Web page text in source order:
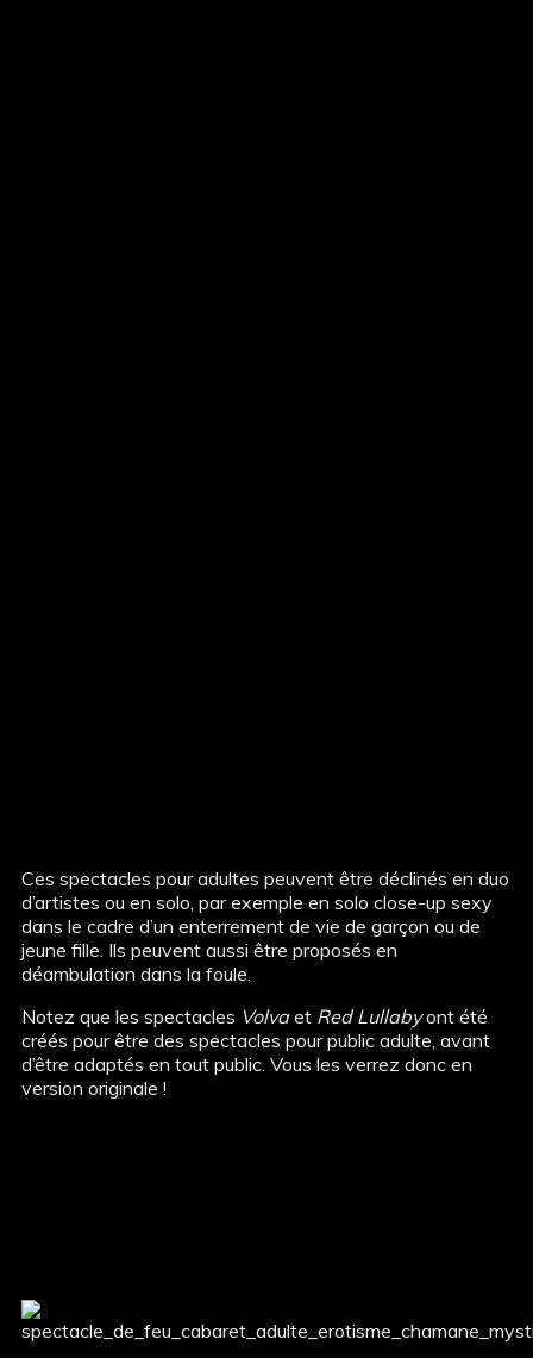
Ces spectacles pour adultes peuvent être déclinés en duo
d’artistes ou en solo, par exemple en solo close-up sexy
dans le cadre d’un enterrement de vie de garçon ou de
jeune fille. Ils peuvent aussi être proposés en
déambulation dans la foule.
Notez que les spectacles Volvaet Red Lullabyont été
créés pour être des spectacles pour public adulte, avant
d’être adaptés en tout public. Vous les verrez donc en
version originale !